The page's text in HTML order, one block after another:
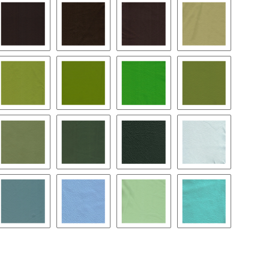
1500 - schoko 1550 - braun 1600 - dunkelbraun 54
2000 - lime
2150 - neongrün2170 - apfel 2200 - italogrün2240 -
2350 - linde 2400 - army 2450 - dunkelgrün3000 - iceblau